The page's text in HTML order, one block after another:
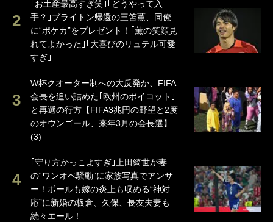
｢お土産最高すぎ笑｣｢どうやって入
手？｣ブライトン帰還の三笘薫、同僚
に“ポケカ”をプレゼント！｢薫の笑顔見
れてよかった｣｢大喜びのリュテル可愛
すぎ｣
W杯クオーター制への大反発か、FIFA
会長を追い詰めた｢欧州のボイコット｣
と再選の行方【FIFA3兆円の野望と2度
のオウンゴール、来年3月の会長選】
(3)
｢守り方かっこよすぎ｣上田綺世が妻
の“ワンオペ騒動”に家族写真でアンサ
ー！ボールも嫁の炎上も収める“神対
応”に新婚の板倉、久保、長友夫妻も
続々エール！